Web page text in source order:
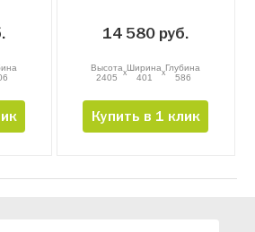
14 580 руб.
Высота
2405
xШирина
401
xГлубина
586
Купить в 1 клик